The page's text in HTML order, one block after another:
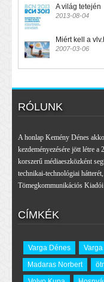
A világ tetején
2013-08-04
Miért kell a
2007-03-06
RÓLUNK
A honlap Kemény Dénes
kezdeményezésére jött létre
korszerű médiaeszközként
technikai-technológiai
Tömegkommunikációs Kiadói
CÍMKÉK
Varga Dénes Varga
Madaras Norbert